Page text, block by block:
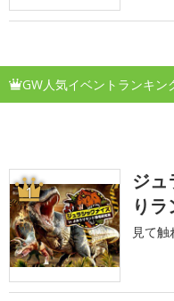
GW人気イベントランキン
1
ジュ
り
見て